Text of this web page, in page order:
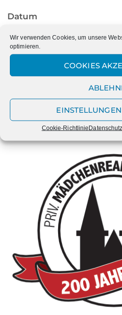
Wir verwenden Cookies, um unsere
optimieren.
COOKIES
Cookie-Richtlinie
Datum
Datum